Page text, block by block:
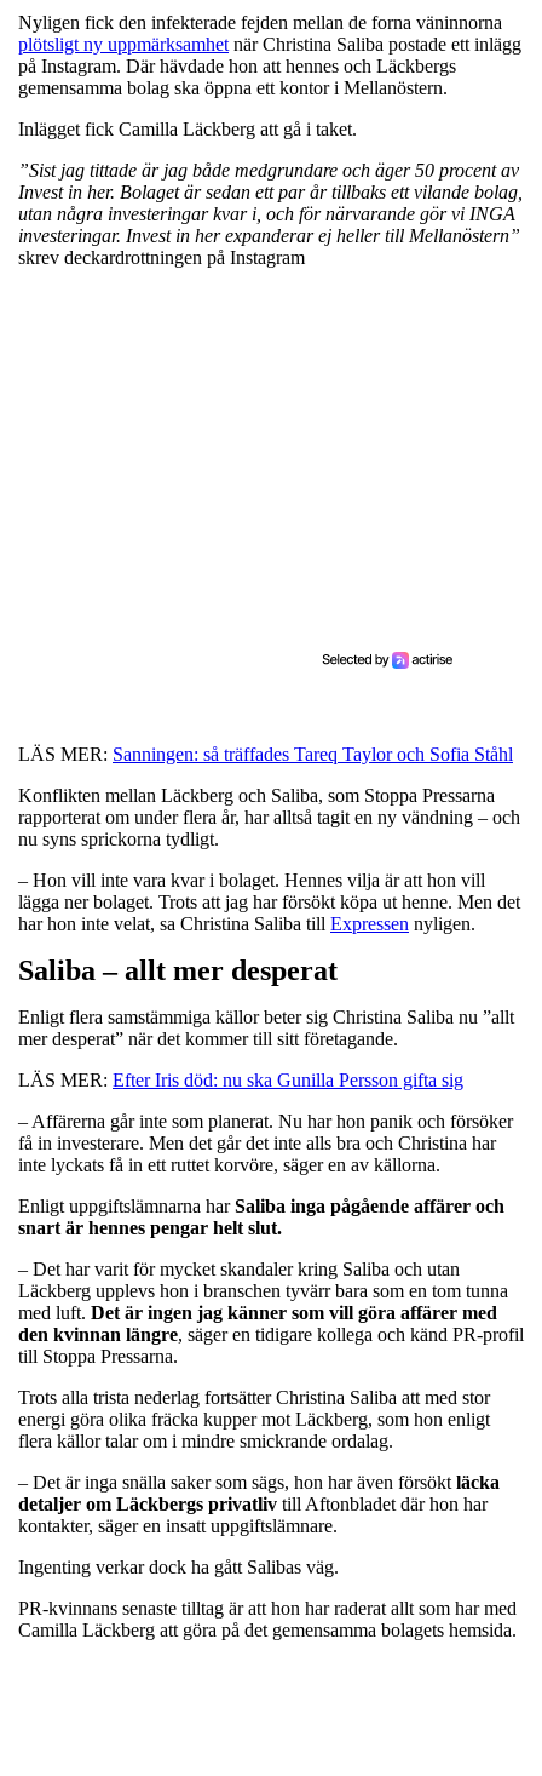
Nyligen fick den infekterade fejden mellan de forna väninnorna
plötsligt ny uppmärksamhet när Christina Saliba postade ett inlägg
på Instagram. Där hävdade hon att hennes och Läckbergs
gemensamma bolag ska öppna ett kontor i Mellanöstern.
Inlägget fick Camilla Läckberg att gå i taket.
”Sist jag tittade är jag både medgrundare och äger 50 procent av
Invest in her. Bolaget är sedan ett par år tillbaks ett vilande bolag,
utan några investeringar kvar i, och för närvarande gör vi INGA
investeringar. Invest in her expanderar ej heller till Mellanöstern”
skrev deckardrottningen på Instagram
LÄS MER: Sanningen: så träffades Tareq Taylor och Sofia Ståhl
Konflikten mellan Läckberg och Saliba, som Stoppa Pressarna
rapporterat om under flera år, har alltså tagit en ny vändning – och
nu syns sprickorna tydligt.
– Hon vill inte vara kvar i bolaget. Hennes vilja är att hon vill
lägga ner bolaget. Trots att jag har försökt köpa ut henne. Men det
har hon inte velat, sa Christina Saliba till Expressen nyligen.
Saliba – allt mer desperat
Enligt flera samstämmiga källor beter sig Christina Saliba nu ”allt
mer desperat” när det kommer till sitt företagande.
LÄS MER: Efter Iris död: nu ska Gunilla Persson gifta sig
– Affärerna går inte som planerat. Nu har hon panik och försöker
få in investerare. Men det går det inte alls bra och Christina har
inte lyckats få in ett ruttet korvöre, säger en av källorna.
Enligt uppgiftslämnarna harSaliba inga pågående affärer och
snart är hennes pengar helt slut.
– Det har varit för mycket skandaler kring Saliba och utan
Läckberg upplevs hon i branschen tyvärr bara som en tom tunna
med luft. Det är ingen jag känner som vill göra affärer med
den kvinnan längre, säger en tidigare kollega och känd PR-profil
till Stoppa Pressarna.
Trots alla trista nederlag fortsätter Christina Saliba att med stor
energi göra olika fräcka kupper mot Läckberg, som hon enligt
flera källor talar om i mindre smickrande ordalag.
– Det är inga snälla saker som sägs, hon har även försökt läcka
detaljer om Läckbergs privatliv till Aftonbladet där hon har
kontakter, säger en insatt uppgiftslämnare.
Ingenting verkar dock ha gått Salibas väg.
PR-kvinnans senaste tilltag är att hon har raderat allt som har med
Camilla Läckberg att göra på det gemensamma bolagets hemsida.